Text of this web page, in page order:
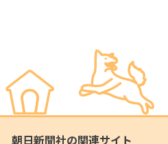
朝日新聞社の関連サイト